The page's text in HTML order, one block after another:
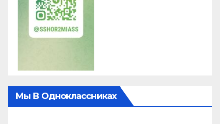
Мы В Одноклассниках